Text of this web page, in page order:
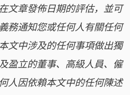
文章發佈日期的評估，並可
務通知您或任何人有關任何
文中涉及的任何事項做出獨
盈立的董事、高級人員、僱
人因依賴本文中的任何陳述